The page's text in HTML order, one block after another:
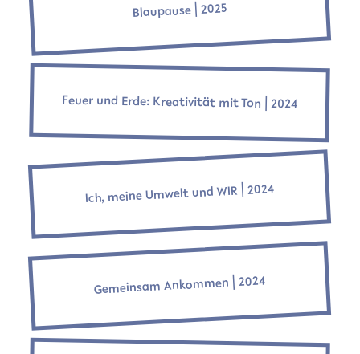
Blaupause ⎜2025
Feuer und Erde: Kreativität mit Ton ⎜2024
Ich, meine Umwelt und WIR ⎜2024
Gemeinsam Ankommen ⎜2024